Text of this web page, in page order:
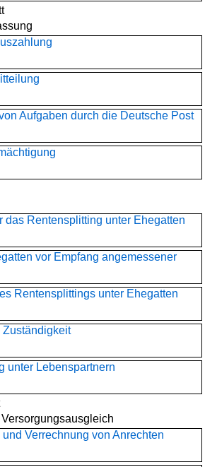
Aufgaben durch die Deutsche Post
das Rentensplitting unter Ehegatten
vor Empfang angemessener
Rentensplittings unter Ehegatten
Zuständigkeit
unter Lebenspartnern
Verrechnung von Anrechten